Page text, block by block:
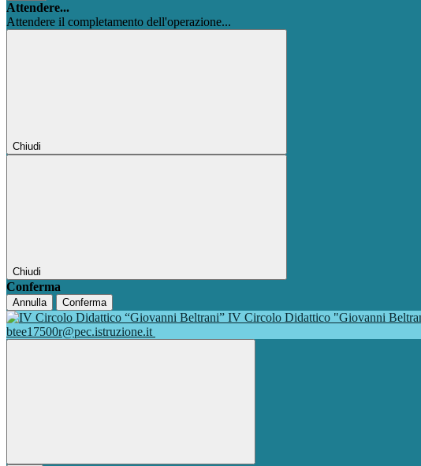
Attendere...
Attendere il completamento dell'operazione...
Chiudi
Chiudi
Conferma
Annulla Conferma
IV Circolo Didattico "Giovanni
btee17500r@pec.istruzione.it